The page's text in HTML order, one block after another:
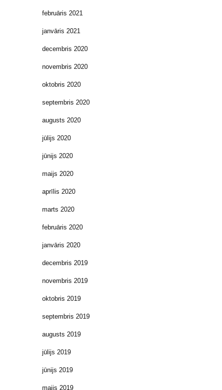
februāris 2021
janvāris 2021
decembris 2020
novembris 2020
oktobris 2020
septembris 2020
augusts 2020
jūlijs 2020
jūnijs 2020
maijs 2020
aprīlis 2020
marts 2020
februāris 2020
janvāris 2020
decembris 2019
novembris 2019
oktobris 2019
septembris 2019
augusts 2019
jūlijs 2019
jūnijs 2019
maijs 2019